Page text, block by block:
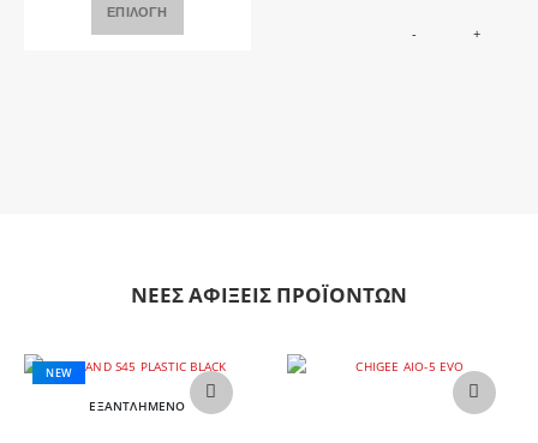
ΕΠΙΛΟΓΉ
- +
ΝΕΕΣ ΑΦΙΞΕΙΣ ΠΡΟΪΟΝΤΩΝ
NEW
ΕΞΑΝΤΛΗΜΈΝΟ